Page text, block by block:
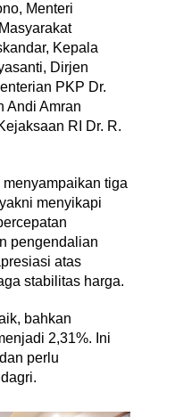
Menteri
Kepala
Dirjen
PKP Dr.
Andi Amran
RI Dr. R.
tiga
menyikapi
pengendalian
atas
stabilitas harga.
bahkan
2,31%. Ini
perlu